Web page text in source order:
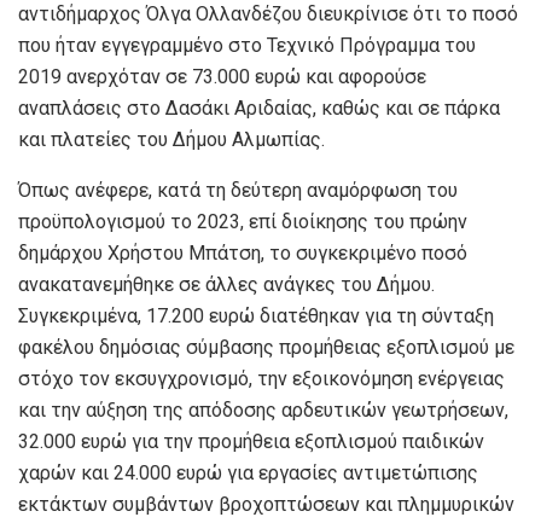
αντιδήμαρχος Όλγα Ολλανδέζου διευκρίνισε ότι το ποσό
που ήταν εγγεγραμμένο στο Τεχνικό Πρόγραμμα του
2019 ανερχόταν σε 73.000 ευρώ και αφορούσε
αναπλάσεις στο Δασάκι Αριδαίας, καθώς και σε πάρκα
και πλατείες του Δήμου Αλμωπίας.
Όπως ανέφερε, κατά τη δεύτερη αναμόρφωση του
προϋπολογισμού το 2023, επί διοίκησης του πρώην
δημάρχου Χρήστου Μπάτση, το συγκεκριμένο ποσό
ανακατανεμήθηκε σε άλλες ανάγκες του Δήμου.
Συγκεκριμένα, 17.200 ευρώ διατέθηκαν για τη σύνταξη
φακέλου δημόσιας σύμβασης προμήθειας εξοπλισμού με
στόχο τον εκσυγχρονισμό, την εξοικονόμηση ενέργειας
και την αύξηση της απόδοσης αρδευτικών γεωτρήσεων,
32.000 ευρώ για την προμήθεια εξοπλισμού παιδικών
χαρών και 24.000 ευρώ για εργασίες αντιμετώπισης
εκτάκτων συμβάντων βροχοπτώσεων και πλημμυρικών